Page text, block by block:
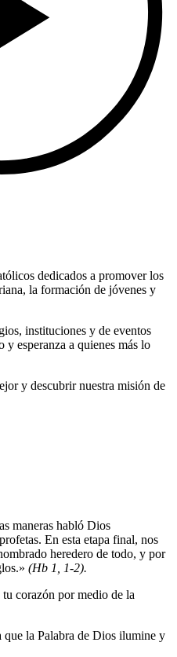
dedicados a promover los
la formación de jóvenes y
instituciones y de eventos
esperanza a quienes más lo
y descubrir nuestra misión de
maneras habló Dios
En esta etapa final, nos
heredero de todo, y por
(Hb 1, 1-2).
corazón por medio de la
que la Palabra de Dios ilumine y